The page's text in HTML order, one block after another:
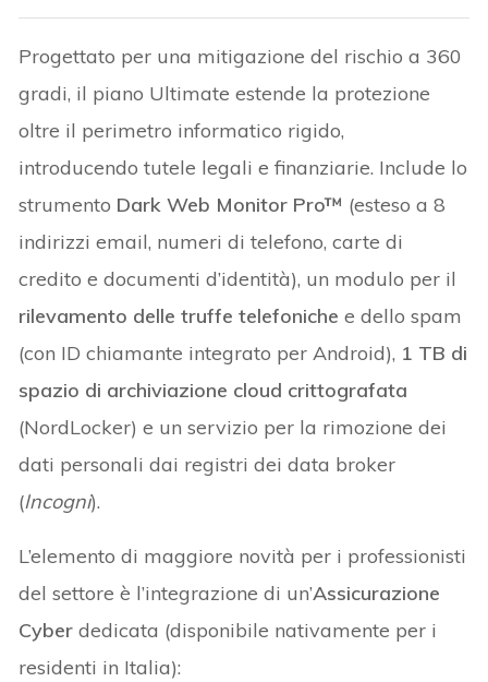
Progettato per una mitigazione del rischio a 360
gradi, il piano Ultimate estende la protezione
oltre il perimetro informatico rigido,
introducendo tutele legali e finanziarie. Include lo
strumento Dark Web Monitor Pro™ (esteso a 8
indirizzi email, numeri di telefono, carte di
credito e documenti d’identità), un modulo per il
rilevamento delle truffe telefoniche e dello spam
(con ID chiamante integrato per Android), 1 TB di
spazio di archiviazione cloud crittografata
(NordLocker) e un servizio per la rimozione dei
dati personali dai registri dei data broker
(Incogni).
L’elemento di maggiore novità per i professionisti
del settore è l’integrazione di un’Assicurazione
Cyber dedicata (disponibile nativamente per i
residenti in Italia):